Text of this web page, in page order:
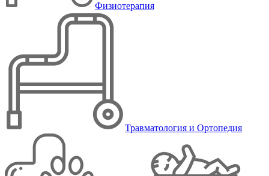
Физиотерапия
Травматология и Ортопедия